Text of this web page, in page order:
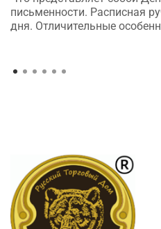
письменности. Расписная
дня. Отличительные